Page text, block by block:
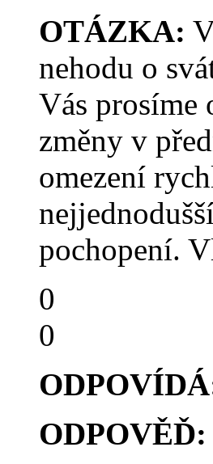
OTÁZKA:
nehodu o
Vás prosíme
změny v
omezení
pochopení.
0
0
ODPOVĚĎ: